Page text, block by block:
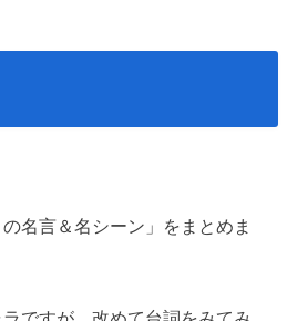
名言＆名シーン」をまとめま